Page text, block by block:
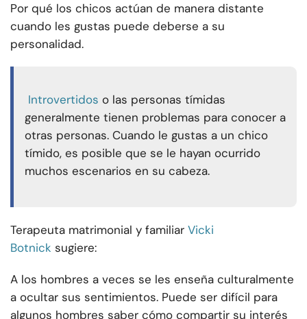
Por qué los chicos actúan de manera distante
cuando les gustas puede deberse a su
personalidad.
Introvertidos o las personas tímidas
generalmente tienen problemas para conocer a
otras personas. Cuando le gustas a un chico
tímido, es posible que se le hayan ocurrido
muchos escenarios en su cabeza.
Terapeuta matrimonial y familiar Vicki
Botnick sugiere:
A los hombres a veces se les enseña culturalmente
a ocultar sus sentimientos. Puede ser difícil para
algunos hombres saber cómo compartir su interés